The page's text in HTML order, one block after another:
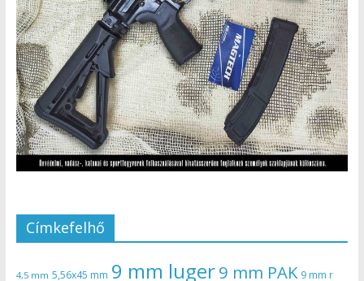
Címkefelhő
4,5 mm 5,56x45 mm 9 mm luger9 mm PAK 9 mm r